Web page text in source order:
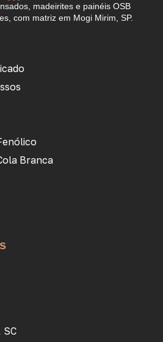
madeirites e painéis OSB
com matriz em Mogi Mirim, SP.
Branca
SC